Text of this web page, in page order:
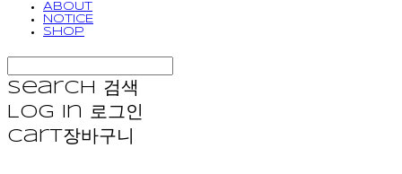
ABOUT
NOTICE
SHOP
Search
검색
Log In 로그인
Cart장바구니